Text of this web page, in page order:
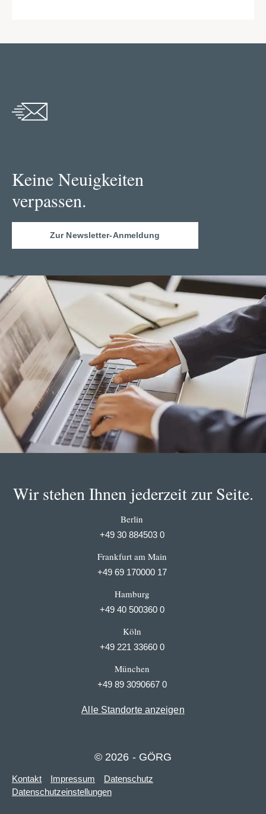
Keine Neuigkeiten
verpassen.
Zur Newsletter-Anmeldung
Wir stehen Ihnen jederzeit zur Seite.
Berlin
+49 30 884503 0
Frankfurt am Main
+49 69 170000 17
Hamburg
+49 40 500360 0
Köln
+49 221 33660 0
München
+49 89 3090667 0
Alle Standorte anzeigen
© 2026 - GÖRG
Kontakt Impressum
Datenschutz
Datenschutzeinstellungen